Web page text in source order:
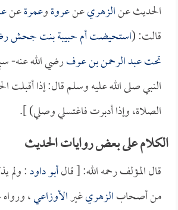
الحديث عنالزهريعنعروةوعمرةعن
قالت: (استحيضتأم حبيبة بنت جحش
تحتعبد الرحمن بن عوفرضي الله عنه-
النبي صلى الله عليه وسلم قال: إذا أقبلت
الصلاة، وإذا أدبرت فاغتسلي وصلي) ].
الكلام على بعض روايات الحديث
قال المؤلف رحمه الله: [ قالأبو داود: ولم
من أصحابالزهريغيرالأوزاعي،